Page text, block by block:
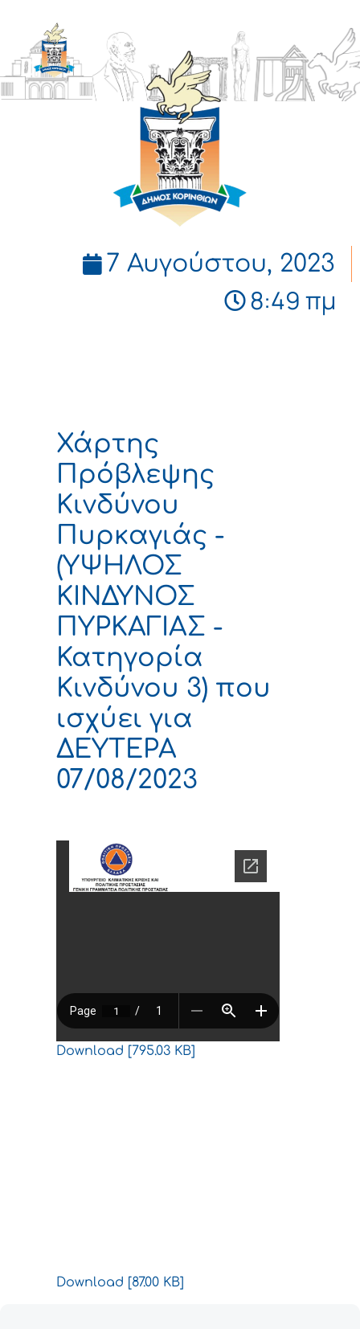
ΔΗΜΟΣ
ΚΟΡΙΝΘΙΩΝ
7 Αυγούστου, 2023
8:49 πμ
Χάρτης
Πρόβλεψης
Κινδύνου
Πυρκαγιάς -
(ΥΨΗΛΟΣ
ΚΙΝΔΥΝΟΣ
ΠΥΡΚΑΓΙΑΣ -
Κατηγορία
Κινδύνου 3) που
ισχύει για
ΔΕΥΤΕΡΑ
07/08/2023
Download [795.03 KB]
Download [87.00 KB]